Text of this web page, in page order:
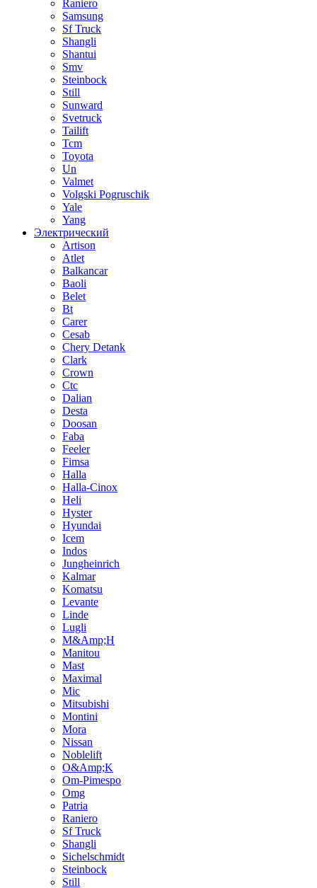
Raniero
Samsung
Sf Truck
Shangli
Shantui
Smv
Steinbock
Still
Sunward
Svetruck
Tailift
Tcm
Toyota
Un
Valmet
Volgski Pogruschik
Yale
Yang
Электрический
Artison
Atlet
Balkancar
Baoli
Belet
Bt
Carer
Cesab
Chery Detank
Clark
Crown
Ctc
Dalian
Desta
Doosan
Faba
Feeler
Fimsa
Halla
Halla-Cinox
Heli
Hyster
Hyundai
Icem
Indos
Jungheinrich
Kalmar
Komatsu
Levante
Linde
Lugli
M&Amp;H
Manitou
Mast
Maximal
Mic
Mitsubishi
Montini
Mora
Nissan
Noblelift
O&Amp;K
Om-Pimespo
Omg
Patria
Raniero
Sf Truck
Shangli
Sichelschmidt
Steinbock
Still